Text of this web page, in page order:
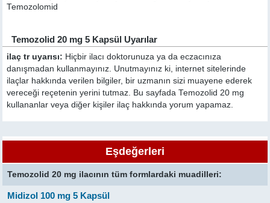
Temozolomid
Temozolid 20 mg 5 Kapsül Uyarılar
ilaç tr uyarısı: Hiçbir ilacı doktorunuza ya da eczacınıza
danışmadan kullanmayınız. Unutmayınız ki, internet sitelerinde
ilaçlar hakkında verilen bilgiler, bir uzmanın sizi muayene ederek
vereceği reçetenin yerini tutmaz. Bu sayfada Temozolid 20 mg
kullananlar veya diğer kişiler ilaç hakkında yorum yapamaz.
Eşdeğerleri
Temozolid 20 mg ilacının tüm formlardaki muadilleri:
Midizol 100 mg 5 Kapsül